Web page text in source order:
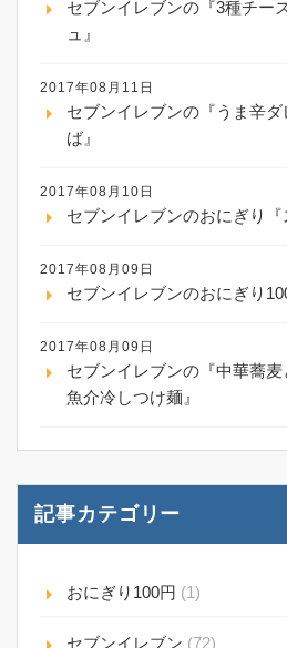
セブンイレブンの『3種チー
ュ』
2017年08月11日
セブンイレブンの『うま辛
ば』
2017年08月10日
セブンイレブンのおにぎり『
2017年08月09日
セブンイレブンのおにぎり
2017年08月09日
セブンイレブンの『中華蕎
魚介冷しつけ麺』
記事カテゴリー
おにぎり100円 (1)
セブンイレブン (72)